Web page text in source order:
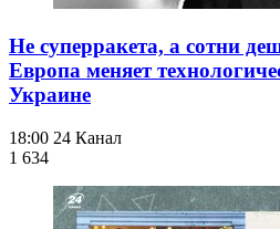
Не суперракета, а сотни
Европа меняет
Украине
18:00 24 Канал
1 634